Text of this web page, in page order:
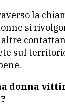
la
si
altre
sul
donna